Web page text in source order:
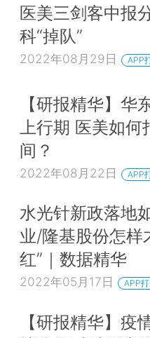
医美三剑客中报
科“掉队”
2022年08月29日 APP
【研报精华】华
上行期 医美如何
间？
2022年08月22日 APP
水光针新政落地
业/隆基股份怎样
红”｜数据精华
2022年05月17日 APP
【研报精华】疫